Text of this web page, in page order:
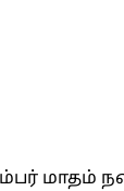
மாதம்